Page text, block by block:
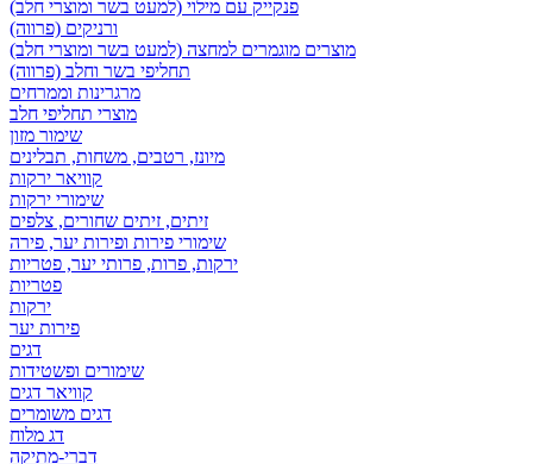
פנקייק עם מילוי (למעט בשר ומוצרי חלב)
ורניקים (פרווה)
מוצרים מוגמרים למחצה (למעט בשר ומוצרי חלב)
תחליפי בשר וחלב (פרווה)
מרגרינות וממרחים
מוצרי תחליפי חלב
שימור מזון
מיונז, רטבים, משחות, תבלינים
קוויאר ירקות
שימורי ירקות
זיתים, זיתים שחורים, צלפים
שימורי פירות ופירות יער, פירה
ירקות, פרות, פרותי יער, פטריות
פטריות
ירקות
פירות יער
דגים
שימורים ופשטידות
קוויאר דגים
דגים משומרים
דג מלוח
דברי-מתיקה